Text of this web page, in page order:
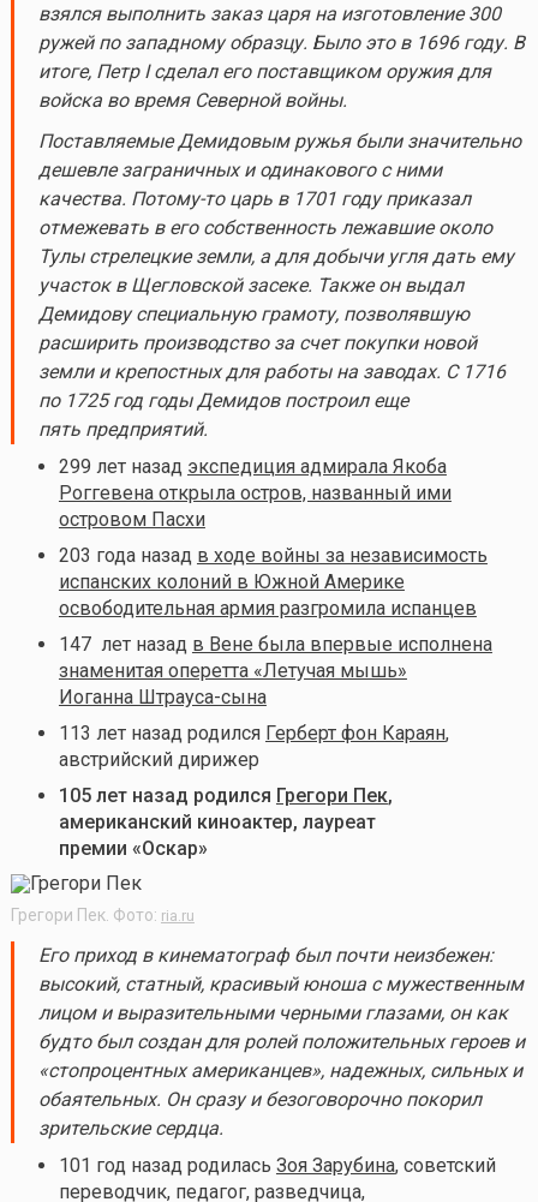
взялся выполнить заказ царя на изготовление 300
ружей по западному образцу. Было это в 1696 году. В
итоге, Петр I сделал его поставщиком оружия для
войска во время Северной войны.
Поставляемые Демидовым ружья были значительно
дешевле заграничных и одинакового с ними
качества. Потому-тоцарь в 1701 году приказал
отмежевать в его собственность лежавшие около
Тулы стрелецкие земли, а для добычи угля дать ему
участок в Щегловской засеке. Также он выдал
Демидову специальную грамоту, позволявшую
расширить производство за счет покупки новой
земли и крепостных для работы на заводах. С 1716
по 1725 год годы Демидов построил еще
пять предприятий.
299 лет назад экспедиция адмирала Якоба
Роггевена открыла остров, названный ими
островом Пасхи
203 года назад в ходе войны за независимость
испанских колоний в Южной Америке
освободительная армия разгромила испанцев
147 лет назад в Вене была впервые исполнена
знаменитая оперетта «Летучая мышь»
Иоганна Штрауса-сына
113 лет назад родился Герберт фон Караян,
австрийский дирижер
105 лет назад родился Грегори Пек,
американский киноактер, лауреат
премии «Оскар»
Грегори Пек. Фото: ria.ru
Его приход в кинематограф был почти неизбежен:
высокий, статный, красивый юноша с мужественным
лицом и выразительными черными глазами, он как
будто был создан для ролей положительных героев и
«стопроцентных американцев», надежных, сильных и
обаятельных. Он сразу и безоговорочно покорил
зрительские сердца.
101 год назад родилась Зоя Зарубина, советский
переводчик, педагог, разведчица,